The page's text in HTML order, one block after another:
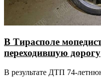
В Тирасполе
переходившую дорогу
В результате ДТП 74-